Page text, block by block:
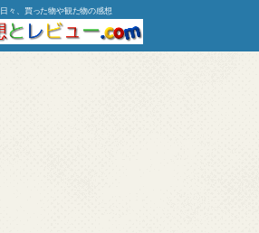
日々、買った物や観た物の感想